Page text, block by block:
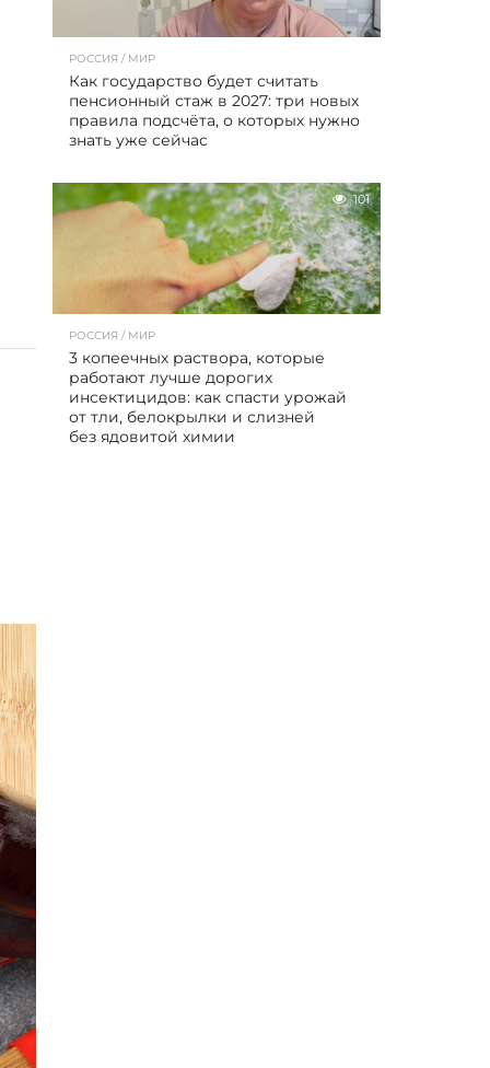
РОССИЯ / МИР
Как государство будет считать
пенсионный стаж в 2027: три новых
правила подсчёта, о которых нужно
знать уже сейчас
101
РОССИЯ / МИР
3 копеечных раствора, которые
работают лучше дорогих
инсектицидов: как спасти урожай
от тли, белокрылки и слизней
без ядовитой химии